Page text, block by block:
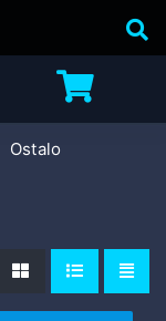
Ostalo